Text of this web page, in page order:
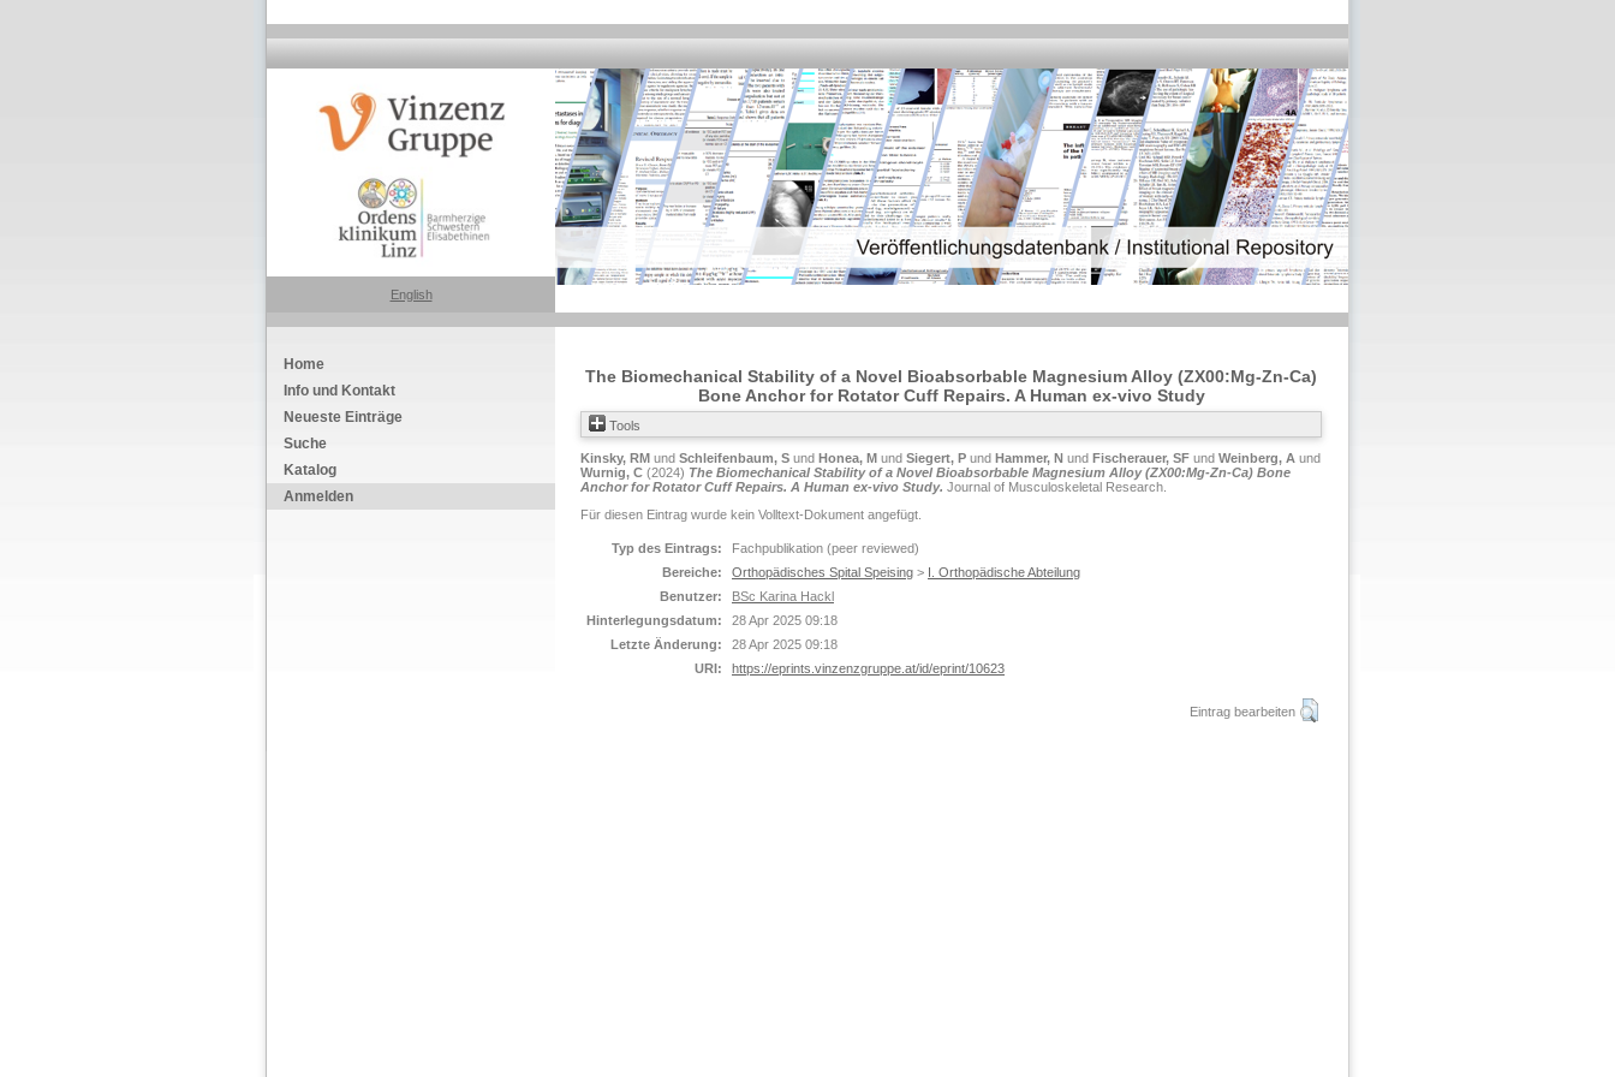
English
Home
Info und Kontakt
Neueste Einträge
Suche
Katalog
Anmelden
The Biomechanical Stability of a Novel Bioabsorbable Magnesium Alloy (ZX00:Mg-Zn-Ca)
Bone Anchor for Rotator Cuff Repairs. A Human ex-vivo Study
Tools
Kinsky, RM und Schleifenbaum, S und Honea, M und Siegert, P und Hammer, N und Fischerauer, SF und Weinberg, A und
Wurnig, C (2024) The Biomechanical Stability of a Novel Bioabsorbable Magnesium Alloy (ZX00:Mg-Zn-Ca) Bone
Anchor for Rotator Cuff Repairs. A Human ex-vivo Study. Journal of Musculoskeletal Research.
Für diesen Eintrag wurde kein Volltext-Dokument angefügt.
Typ des Eintrags:
Fachpublikation (peer reviewed)
Bereiche:
Orthopädisches Spital Speising > I. Orthopädische Abteilung
Benutzer:
BSc Karina Hackl
Hinterlegungsdatum:
28 Apr 2025 09:18
Letzte Änderung:
28 Apr 2025 09:18
URI:
https://eprints.vinzenzgruppe.at/id/eprint/10623
Eintrag bearbeiten